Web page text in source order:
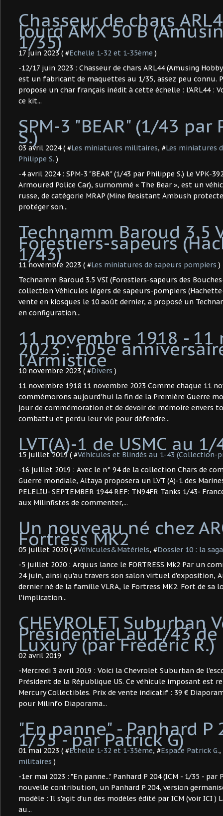
Chasseur de chars
lourd AMX 50 B
1/35) ​
17 juin 2023 ( #Echelle 1-32 et 1-35ème )
-12/17 juin 2023 : Chasseur de chars ARL44 (Amusing
est un fabricant de maquettes au 1/35, assez peu connu.
propose un char français inédit à cette échelle : l'ARL44 :
ce kit...
SPM-3 "BEAR" (1/43
S.) ​
03 avril 2024 ( #Les miniatures militaires, #Les miniatures
Philippe S. )
-4 avril 2024 : SPM-3 "BEAR" (1/43 par Philippe S.) Le VPK-
Armoured Police Car), surnommé « The Bear », est un
russe, de catégorie MRAP (Mine Resistant Ambush
protéger son...
Technamm Baroud 3.5
Forestiers-sapeurs
1/43)
11 novembre 2023 ( #Les miniatures de sapeurs pompiers )
Technamm Baroud 3.5 VSI (Forestiers-sapeurs des
collection Véhicules légers de sapeurs-pompiers
vente en kiosques le 10 août dernier, a proposé un
en configuration...
11 novembre 1918 - 11
2023 : 105e
l’Armistice
10 novembre 2023 ( #Divers )
11 novembre 1918 11 novembre 2023 Comme chaque 11
commémorons aujourd'hui la fin de la Première Guerre
jour de commémoration et de devoir de mémoire envers
combattu et perdu leur vie pour défendre...
LVT(A)-1 de USMC au
15 juillet 2019 ( #Véhicules et Blindés au 1-43 (Collection-
-16 juillet 2019 : Avec le n° 94 de la collection Chars de
Guerre mondiale, Altaya proposera un LVT (A)-1 des
PELELIU- SEPTEMBER 1944 REF: TN94FR Tanks 1/43-
aux Milinfistes de commenter,...
Un nouveau né chez
Fortress MK2
05 juillet 2020 ( #Véhicules&Matériels, #Dossier 10 : la
-5 juillet 2020 : Arquus lance le FORTRESS Mk2 Par un
24 juin, ainsi qu'au travers son salon virtuel d'exposition,
dernier né de la famille VLRA, le Fortress MK2. Fort de sa
l’implication...
CHEVROLET Suburban
Présidentiel au 1/43 de
Luxury (par Frédéric R.)
02 avril 2019
-Mercredi 3 avril 2019 : Voici la Chevrolet Suburban de
Président de la République US. Ce véhicule imposant est
Mercury Collectibles. Prix de vente indicatif : 39 €
pour Milinfo Diaporama...
"En panne" - Panhard P
1/35 - par Patrick G) ​
01 mai 2023 ( #Echelle 1-32 et 1-35ème, #Espace Patrick G.,
militaires )
-1er mai 2023 : "En panne..." Panhard P 204 (ICM - 1/35 - par
nouvelle contribution, un Panhard P 204, version
modèle : Il s'agit d'un des modèles édité par ICM (voir ICI )
au...